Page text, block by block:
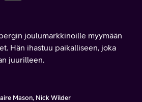
joulumarkkinoille myymään
Hän ihastuu paikalliseen, joka
juurilleen.
Mason, Nick Wilder